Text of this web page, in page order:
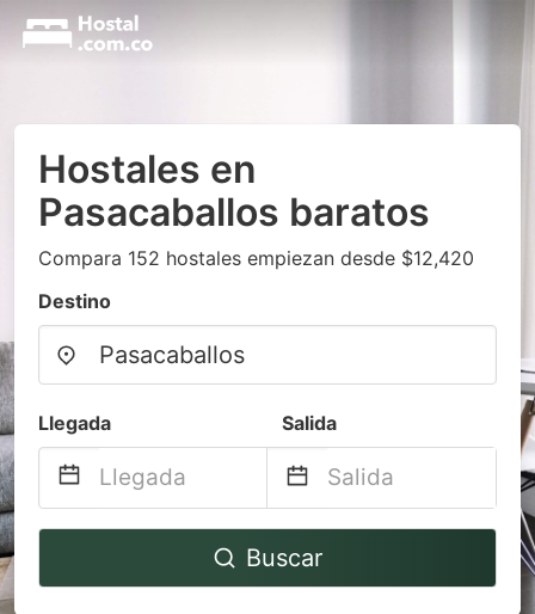
Hostales en
Pasacaballos baratos
Compara 152 hostales empiezan desde $12,420
Destino
Llegada Salida
Navigate
to
Navigate
to
Buscar